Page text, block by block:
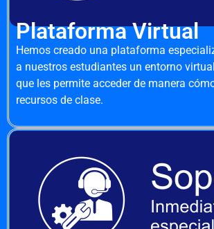
Plataforma Virtual
Hemos creado una plataforma
a nuestros estudiantes un entorno
que les permite acceder de manera
recursos de clase.